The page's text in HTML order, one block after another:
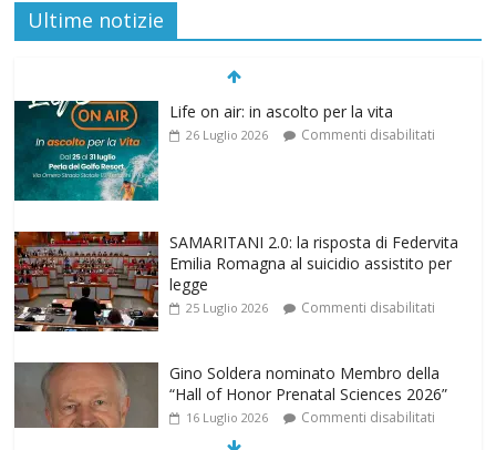
Ultime notizie
SAMARITANI 2.0: la risposta di Federvita
Emilia Romagna al suicidio assistito per
Gino Soldera nominato Membro della
“Hall of Honor Prenatal Sciences 2026”
16 Luglio 2026
EDITORIA: “LETTERE AL POPOLO
DELLA VITA”
13 Luglio 2026 Commenti disabilitati